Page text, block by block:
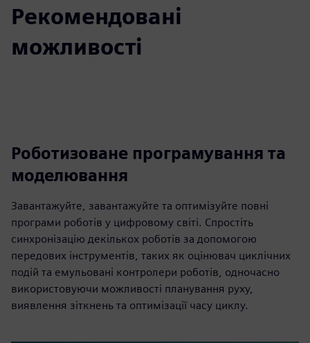
Рекомендовані
можливості
Роботизоване програмування та
моделювання
Завантажуйте, завантажуйте та оптимізуйте повні
програми роботів у цифровому світі. Спростіть
синхронізацію декількох роботів за допомогою
передових інструментів, таких як оцінювач циклічних
подій та емульовані контролери роботів, одночасно
використовуючи можливості планування руху,
виявлення зіткнень та оптимізації часу циклу.